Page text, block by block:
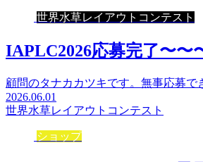
世界水草レイアウトコンテスト
IAPLC2026応募完了〜〜
顧問のタナカカツキです。無事応募で
2026.06.01
世界水草レイアウトコンテスト
ショップ